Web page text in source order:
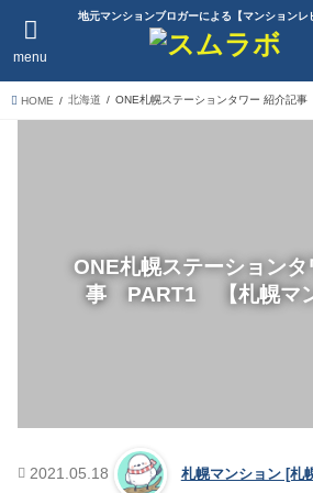
地元マンションブロガーによる【マンションレ
menu
HOME 北海道 ONE札幌ステーションタワー 紹介記
ONE札幌ステーション
事 PART1 【札幌マン
2021.05.18 札幌マンション [札